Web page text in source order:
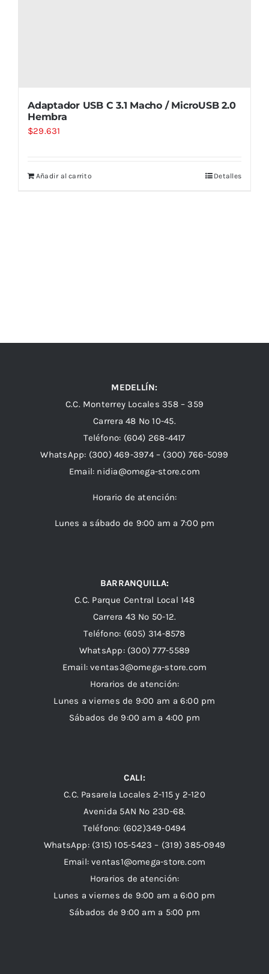
Adaptador USB C 3.1 Macho / MicroUSB 2.0
Hembra
$29.631
Añadir al carrito Detalles
MEDELLÍN:
C.C. Monterrey Locales 358 – 359
Carrera 48 Nº 10-45.
Teléfono: (604) 268-4417
WhatsApp: (300) 469-3974 – (300) 766-5099
Email: nidia@omega-store.com
Horario de atención:
Lunes a sábado de 9:00 am a 7:00 pm
BARRANQUILLA:
C.C. Parque Central Local 148
Carrera 43 Nº 50-12.
Teléfono: (605) 314-8578
WhatsApp: (300) 777-5589
Email: ventas3@omega-store.com
Horarios de atención:
Lunes a viernes de 9:00 am a 6:00 pm
Sábados de 9:00 am a 4:00 pm
CALI:
C.C. Pasarela Locales 2-115 y 2-120
Avenida 5AN Nº 23D-68.
Teléfono: (602)349-0494
WhatsApp: (315) 105-5423 – (319) 385-0949
Email:ventas1@omega-store.com
Horarios de atención:
Lunes a viernes de 9:00 am a 6:00 pm
Sábados de 9:00 am a 5:00 pm